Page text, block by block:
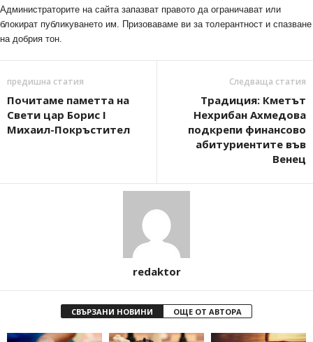
Администраторите на сайта запазват правото да ограничават или
блокират публикуването им. Призоваваме ви за толерантност и спазване
на добрия тон.
предишна статия
Почитаме паметта на
Свети цар Борис I
Михаил-Покръстител
Следваща статия
Традиция: Кметът
Нехрибан Ахмедова
подкрепи финансово
абитуриентите във
Венец
redaktor
СВЪРЗАНИ НОВИНИ ОЩЕ ОТ АВТОРА